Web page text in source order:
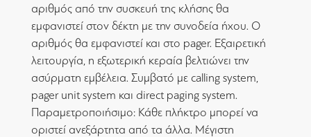
αριθμός από την συσκευή της κλήσης θα
εμφανιστεί στον δέκτη με την συνοδεία ήχου. Ο
αριθμός θα εμφανιστεί και στο pager. Εξαιρετική
λειτουργία, η εξωτερική κεραία βελτιώνει την
ασύρματη εμβέλεια. Συμβατό με calling system,
pager unit system και direct paging system.
Παραμετροποιήσιμο: Κάθε πλήκτρο μπορεί να
οριστεί ανεξάρτητα από τα άλλα. Μέγιστη